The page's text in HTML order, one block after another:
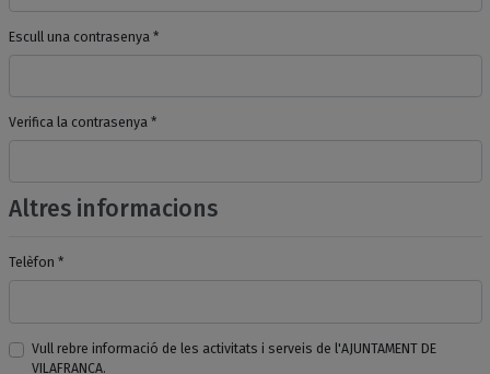
Escull una contrasenya *
Verifica la contrasenya *
Altres informacions
Telèfon *
Vull rebre informació de les activitats i serveis de l'AJUNTAMENT DE
VILAFRANCA.